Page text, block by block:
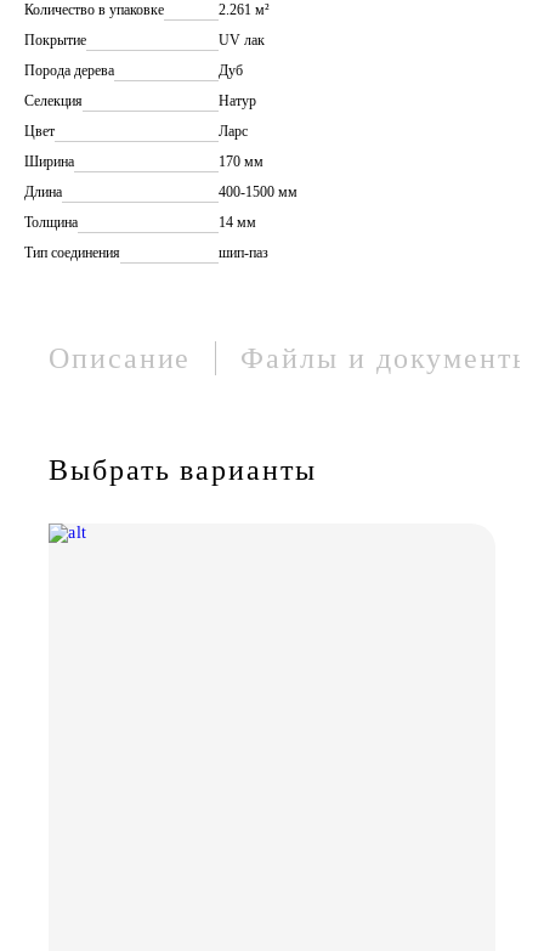
Количество в упаковке
2.261 м²
Покрытие
UV лак
Порода дерева
Дуб
Селекция
Натур
Цвет
Ларс
Ширина
170 мм
Длина
400-1500 мм
Толщина
14 мм
Тип соединения
шип-паз
Описание Файлы и документы
Выбрать варианты